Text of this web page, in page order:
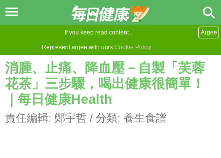
If you keep read content ,
Represent argee with ours Cookie Policy .
Argee
消腫、止痛、降血壓－自製「芙蓉
花茶」三步驟，喝出健康很簡單！
｜每日健康Health
責任編輯: 鄭宇哲 / 分類: 養生食譜